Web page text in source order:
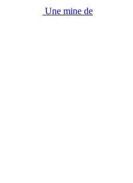
Une mine de